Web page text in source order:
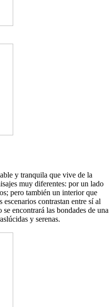
y tranquila que vive de la
muy diferentes: por un lado
pero también un interior que
escenarios contrastan entre sí al
encontrará las bondades de una
y serenas.